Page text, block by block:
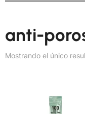
anti-
Mostrando el único